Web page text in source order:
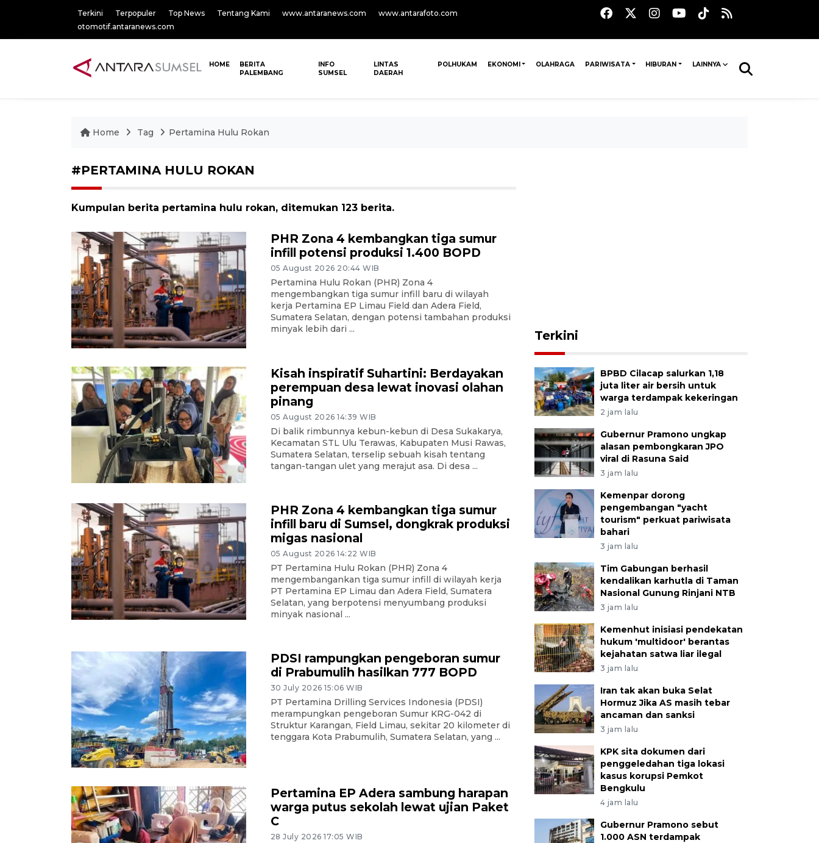
Terkini Terpopuler Top News Tentang Kami www.antaranews.com
www.antarafoto.com
otomotif.antaranews.com
HOME
BERITA
PALEMBANG
INFO
SUMSEL
LINTAS
DAERAH
POLHUKAM EKONOMI OLAHRAGA PARIWISATA HIBURAN LAINNYA
Home Tag Pertamina Hulu Rokan
#PERTAMINA HULU ROKAN
Kumpulan berita pertamina hulu rokan, ditemukan 123 berita.
PHR Zona 4 kembangkan tiga sumur
infill potensi produksi 1.400 BOPD
05 August 2026 20:44 WIB
Pertamina Hulu Rokan (PHR) Zona 4
mengembangkan tiga sumur infill baru di wilayah
kerja Pertamina EP Limau Field dan Adera Field,
Sumatera Selatan, dengan potensi tambahan produksi
minyak lebih dari ...
Kisah inspiratif Suhartini: Berdayakan
perempuan desa lewat inovasi olahan
pinang
05 August 2026 14:39 WIB
Di balik rimbunnya kebun-kebun di Desa Sukakarya,
Kecamatan STL Ulu Terawas, Kabupaten Musi Rawas,
Sumatera Selatan, terselip sebuah kisah tentang
tangan-tangan ulet yang merajut asa. Di desa ...
PHR Zona 4 kembangkan tiga sumur
infill baru di Sumsel, dongkrak produksi
migas nasional
05 August 2026 14:22 WIB
PT Pertamina Hulu Rokan (PHR) Zona 4
mengembangankan tiga sumur infill di wilayah kerja
PT Pertamina EP Limau dan Adera Field, Sumatera
Selatan, yang berpotensi menyumbang produksi
minyak nasional ...
PDSI rampungkan pengeboran sumur
di Prabumulih hasilkan 777 BOPD
30 July 2026 15:06 WIB
PT Pertamina Drilling Services Indonesia (PDSI)
merampungkan pengeboran Sumur KRG-042 di
Struktur Karangan, Field Limau, sekitar 20 kilometer di
tenggara Kota Prabumulih, Sumatera Selatan, yang ...
Pertamina EP Adera sambung harapan
warga putus sekolah lewat ujian Paket
C
28 July 2026 17:05 WIB
Terkini
BPBD Cilacap salurkan 1,18
juta liter air bersih untuk
warga terdampak kekeringan
2 jam lalu
Gubernur Pramono ungkap
alasan pembongkaran JPO
viral di Rasuna Said
3 jam lalu
Kemenpar dorong
pengembangan "yacht
tourism" perkuat pariwisata
bahari
3 jam lalu
Tim Gabungan berhasil
kendalikan karhutla di Taman
Nasional Gunung Rinjani NTB
3 jam lalu
Kemenhut inisiasi pendekatan
hukum 'multidoor' berantas
kejahatan satwa liar ilegal
3 jam lalu
Iran tak akan buka Selat
Hormuz Jika AS masih tebar
ancaman dan sanksi
3 jam lalu
KPK sita dokumen dari
penggeledahan tiga lokasi
kasus korupsi Pemkot
Bengkulu
4 jam lalu
Gubernur Pramono sebut
1.000 ASN terdampak